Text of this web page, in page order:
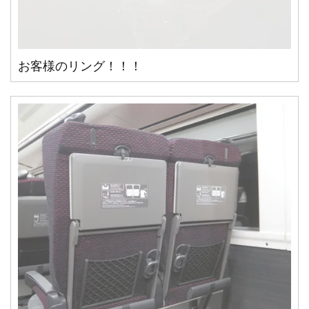
お客様のリング！！！